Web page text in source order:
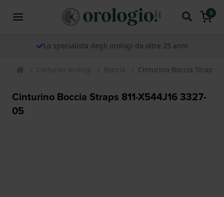
0
Lo specialista degli orologi da oltre 25 anni
Cinturini orologi Boccia Cinturino Boccia Straps
Cinturino Boccia Straps 811-X544J16 3327-
05